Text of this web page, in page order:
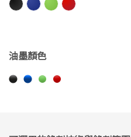
油墨顏色